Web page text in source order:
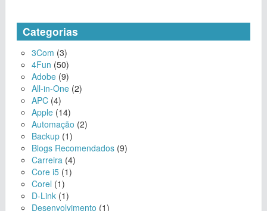
Categorias
3Com (3)
4Fun (50)
Adobe (9)
All-in-One (2)
APC (4)
Apple (14)
Automação (2)
Backup (1)
Blogs Recomendados (9)
Carreira (4)
Core i5 (1)
Corel (1)
D-Link (1)
Desenvolvimento (1)